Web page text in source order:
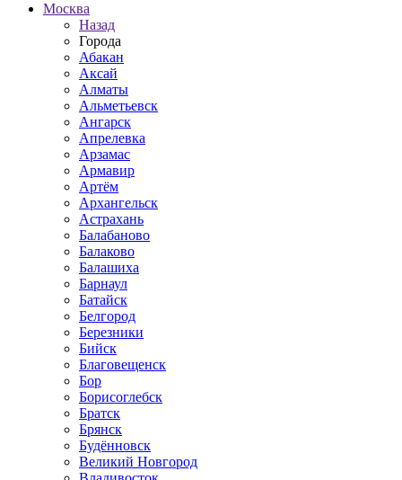
Москва
Назад
Города
Абакан
Аксай
Алматы
Альметьевск
Ангарск
Апрелевка
Арзамас
Армавир
Артём
Архангельск
Астрахань
Балабаново
Балаково
Балашиха
Барнаул
Батайск
Белгород
Березники
Бийск
Благовещенск
Бор
Борисоглебск
Братск
Брянск
Будённовск
Великий Новгород